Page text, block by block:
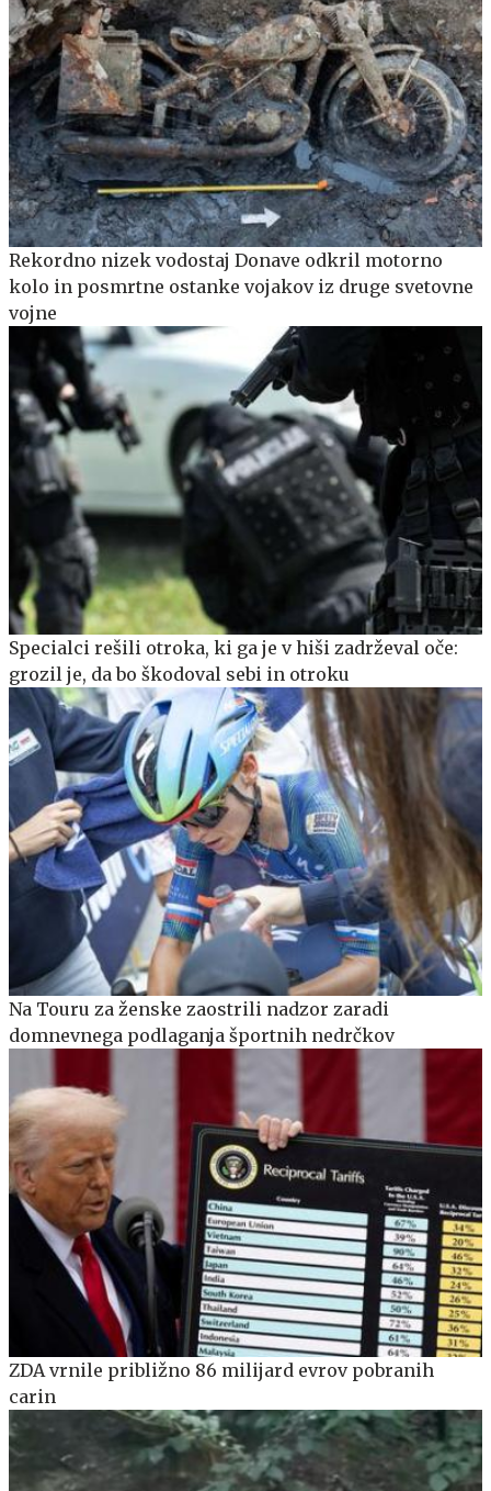
Rekordno nizek vodostaj Donave odkril motorno
kolo in posmrtne ostanke vojakov iz druge svetovne
vojne
Specialci rešili otroka, ki ga je v hiši zadrževal oče:
grozil je, da bo škodoval sebi in otroku
Na Touru za ženske zaostrili nadzor zaradi
domnevnega podlaganja športnih nedrčkov
ZDA vrnile približno 86 milijard evrov pobranih
carin